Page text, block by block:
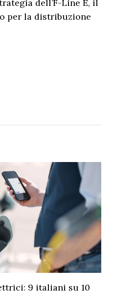
dell’F-Line E, il
per la distribuzione
9 italiani su 10